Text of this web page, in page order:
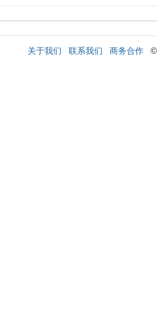
关于我们 联系我们 商务合作